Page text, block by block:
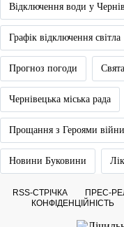
Відключення води у
Графік відключення світла
Прогноз погоди Свята
Чернівецька міська рада
Прощання з Героями війни
Новини Буковини
RSS-СТРІЧКА ПРЕС-
КОНФІДЕНЦІЙНІСТЬ